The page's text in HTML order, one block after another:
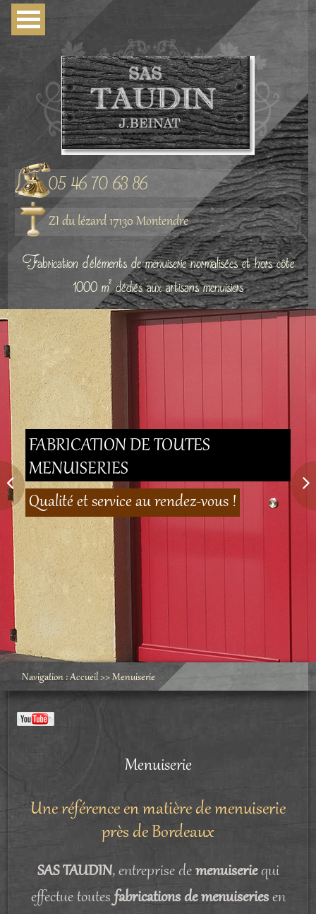
05 46 70 63 86
ZI du lézard 17130 Montendre
Fabrication d'éléments de menuiserie normalisées et hors côte
1000 m² dédiés aux artisans menuisiers
DE TOUTES
et service au rendez-vous !
FABRICATION DE TOUTES
MENUISERIES
Navigation :Accueil>>Menuiserie
Menuiserie
Une référence en matière de menuiserie
près de Bordeaux
SAS TAUDIN, entreprise demenuiseriequi
effectue toutes fabrications de menuiseriesen